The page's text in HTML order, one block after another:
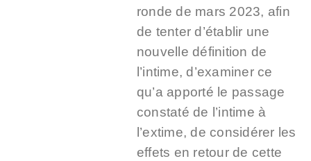
ronde de mars 2023, afin
de tenter d’établir une
nouvelle définition de
l’intime, d’examiner ce
qu’a apporté le passage
constaté de l’intime à
l’extime, de considérer les
effets en retour de cette